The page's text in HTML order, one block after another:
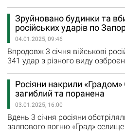
протиповітряної оборони чули
міста. Внаслідок ворожої
Запоріжжя пошкоджено
авто. На жаль, є постраждалі.
і ніг отримали 39-річний
Зруйновано будинки та
російських ударів по
04.01.2025, 09:46
Впродовж 3 січня військові
341 удар з різного виду
зруйновано та пошкоджено 10
мешканців. Вчора військові
14 авіаційних ударів по
П'ятихатках, Малим Щербакам,
Новоданилівці. З реактивних…
Росіяни накрили «Градом»
загиблий та поранена
03.01.2025, 16:00
Вдень 3 січня росіяни
залпового вогню «Град» селище